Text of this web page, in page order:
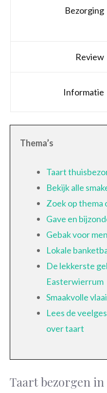
Bezorging
Review
Informatie
Thema’s
Taart
Bekijk alle
Zoek op thema
Gave en
Gebak voor
Lokale
De lekkerste
Easterwierrum
Smaakvolle
Lees de
over taart
Taart bezorgen